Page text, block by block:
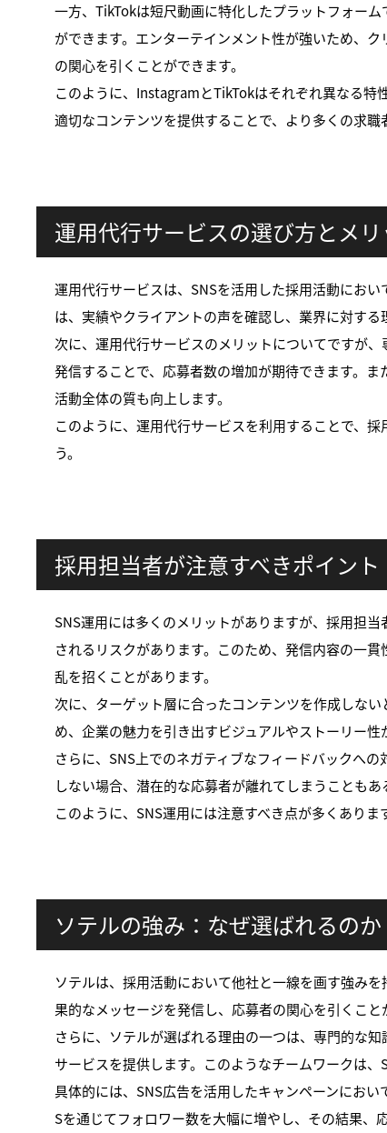
一方、TikTokは短尺動画に特化したプラットフォー
ができます。エンターテインメント性が強いため、
の関心を引くことができます。
このように、InstagramとTikTokはそれぞれ異なる特
適切なコンテンツを提供することで、より多くの求職
運用代行サービスの選び方とメリ
運用代行サービスは、SNSを活用した採用活動にお
は、実績やクライアントの声を確認し、業界に対す
次に、運用代行サービスのメリットについてですが
発信することで、応募者数の増加が期待できます。
活動全体の質も向上します。
このように、運用代行サービスを利用することで、
う。
採用担当者が注意すべきポイン
SNS運用には多くのメリットがありますが、採用担
されるリスクがあります。このため、発信内容の一
乱を招くことがあります。
次に、ターゲット層に合ったコンテンツを作成しな
め、企業の魅力を引き出すビジュアルやストーリー
さらに、SNS上でのネガティブなフィードバックへ
しない場合、潜在的な応募者が離れてしまうことも
このように、SNS運用には注意すべき点が多くあり
ソテルの強み：なぜ選ばれるのか
ソテルは、採用活動において他社と一線を画す強み
果的なメッセージを発信し、応募者の関心を引くこと
さらに、ソテルが選ばれる理由の一つは、専門的な
サービスを提供します。このようなチームワークは、
具体的には、SNS広告を活用したキャンペーンにお
Sを通じてフォロワー数を大幅に増やし、その結果、